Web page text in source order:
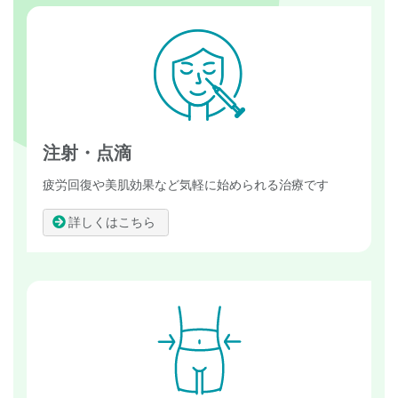
注射・点滴
疲労回復や美肌効果など気軽に始められる治療です
詳しくはこちら